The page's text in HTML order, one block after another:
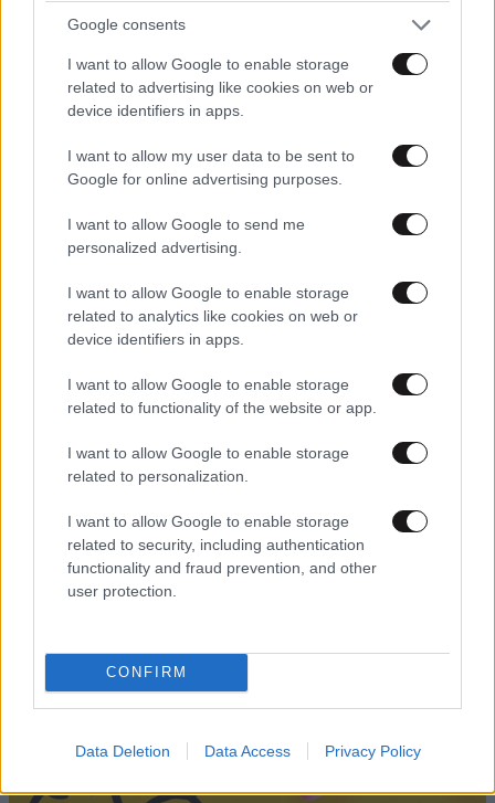
Google consents
I want to allow Google to enable storage
related to advertising like cookies on web or
device identifiers in apps.
I want to allow my user data to be sent to
Google for online advertising purposes.
I want to allow Google to send me
personalized advertising.
I want to allow Google to enable storage
related to analytics like cookies on web or
device identifiers in apps.
I want to allow Google to enable storage
related to functionality of the website or app.
I want to allow Google to enable storage
related to personalization.
I want to allow Google to enable storage
related to security, including authentication
functionality and fraud prevention, and other
user protection.
CONFIRM
Data Deletion Data Access Privacy Policy